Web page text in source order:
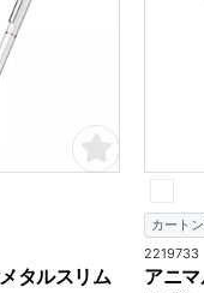
ン先が
インク
性に優
全て公
ており
わせ
タルスリム
カート
2219733
アニ